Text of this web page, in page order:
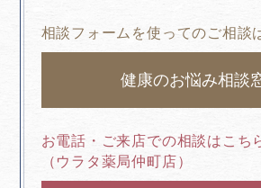
相談フォームを使ってのご相談
健康のお悩み相談
お電話・ご来店での相談はこち
（ウラタ薬局仲町店）